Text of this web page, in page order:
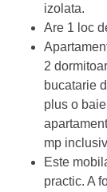
izolata.
Are 1 loc
2
bucatarie
plus o
mp
Este
practic. A